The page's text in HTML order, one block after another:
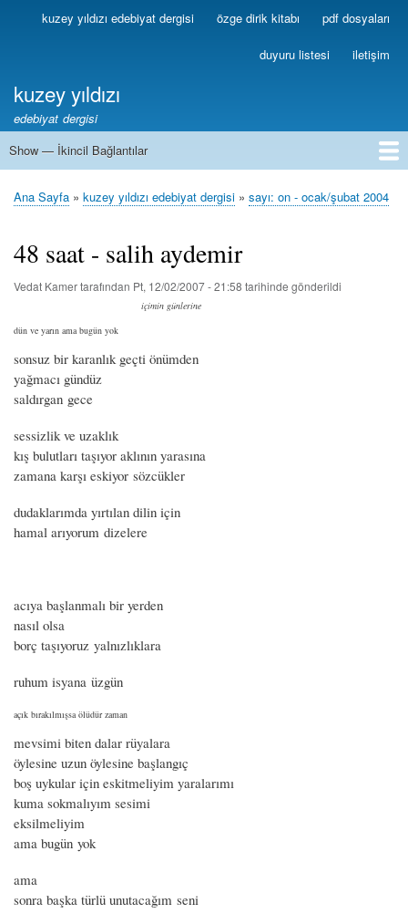
Ana
içeriğe
Birincilkuzey yıldızı edebiyat dergisi özge dirik kitabı pdf dosyaları
duyuru listesi iletişim
kuzey yıldızı
edebiyat dergisi
İkincil
Show — İkincil Bağlantılar
1
2
3
4
5
6
7
8
9
10
11
12
13
Sayfa
Ana Sayfa kuzey yıldızı edebiyat dergisi sayı: on - ocak/şubat 2004
48 saat - salih aydemir
Vedat Kamertarafından Pt, 12/02/2007 - 21:58 tarihinde gönderildi
içimin günlerine
dün ve yarın ama bugün yok
sonsuz bir karanlık geçti önümden
yağmacı gündüz
saldırgan gece
sessizlik ve uzaklık
kış bulutları taşıyor aklının yarasına
zamana karşı eskiyor sözcükler
dudaklarımda yırtılan dilin için
hamal arıyorum dizelere
acıya başlanmalı bir yerden
nasıl olsa
borç taşıyoruz yalnızlıklara
ruhum isyana üzgün
açık bırakılmışsa ölüdür zaman
mevsimi biten dalar rüyalara
öylesine uzun öylesine başlangıç
boş uykular için eskitmeliyim yaralarımı
kuma sokmalıyım sesimi
eksilmeliyim
ama bugün yok
ama
sonra başka türlü unutacağım seni